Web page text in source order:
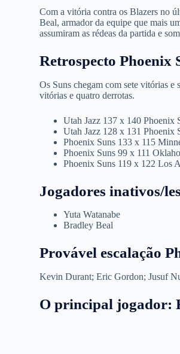
Com a vitória contra os Blazers no
Beal, armador da equipe que mais
assumiram as rédeas da partida e
Retrospecto Phoenix
Os Suns chegam com sete vitórias e
vitórias e quatro derrotas.
Utah Jazz 137 x 140 Phoenix
Utah Jazz 128 x 131 Phoenix
Phoenix Suns 133 x 115
Phoenix Suns 99 x 111
Phoenix Suns 119 x 122 Los
Jogadores inativos/
Yuta Watanabe
Bradley Beal
Provável escalação
Kevin Durant; Eric Gordon; Jusuf
O principal jogador: